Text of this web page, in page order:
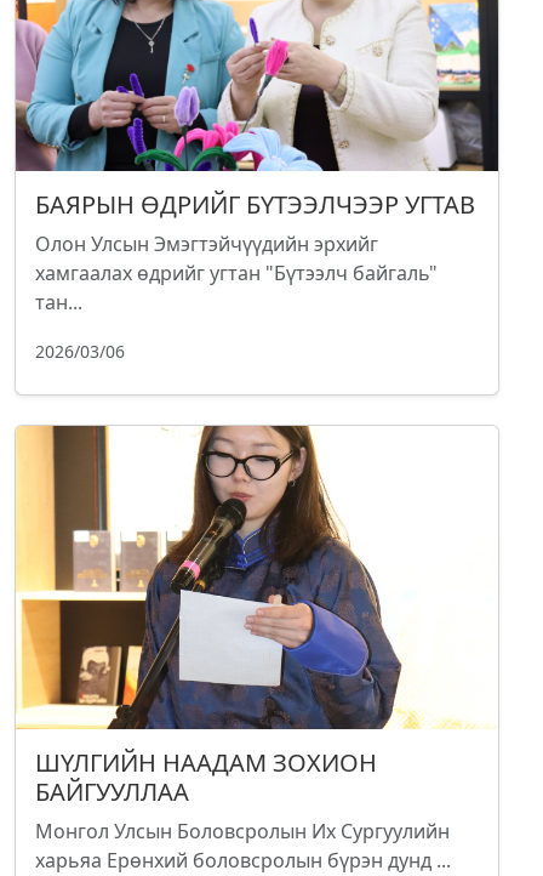
БАЯРЫН ӨДРИЙГ БҮТЭЭЛЧЭЭР УГТАВ
Олон Улсын Эмэгтэйчүүдийн эрхийг
хамгаалах өдрийг угтан "Бүтээлч байгаль"
тан...
2026/03/06
ШҮЛГИЙН НААДАМ ЗОХИОН
БАЙГУУЛЛАА
Монгол Улсын Боловсролын Их Сургуулийн
харьяа Ерөнхий боловсролын бүрэн дунд ...